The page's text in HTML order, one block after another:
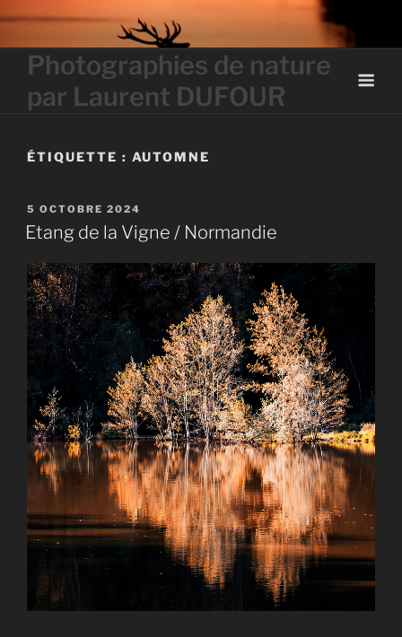
contentPhotographies de nature
par Laurent DUFOUR
ÉTIQUETTE : AUTOMNE
PUBLIÉ
LE
5 OCTOBRE 2024
Etang de la Vigne / Normandie